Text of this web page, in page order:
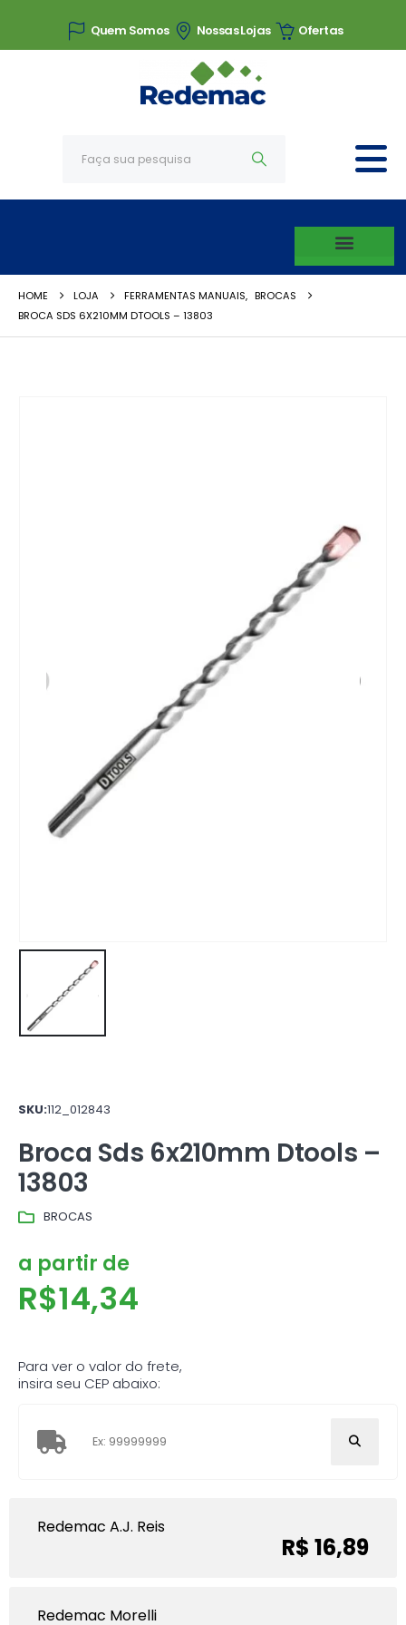
Quem Somos Nossas Lojas Ofertas
HOME LOJA FERRAMENTAS MANUAIS, BROCAS
BROCA SDS 6X210MM DTOOLS – 13803
SKU:112_012843
Broca Sds 6x210mm Dtools –
13803
BROCAS
a partir de
R$14,34
Para ver o valor do frete,
insira seu CEP abaixo:
Redemac A.J. Reis
R$ 16,89
Redemac Morelli